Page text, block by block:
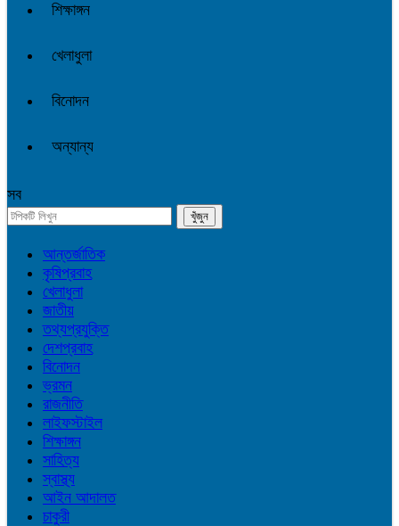
শিক্ষাঙ্গন
খেলাধুলা
বিনোদন
অন্যান্য
সব
আন্তর্জাতিক
কৃষিপ্রবাহ
খেলাধুলা
জাতীয়
তথ্যপ্রযুক্তি
দেশপ্রবাহ
বিনোদন
ভ্রমন
রাজনীতি
লাইফস্টাইল
শিক্ষাঙ্গন
সাহিত্য
স্বাস্থ্য
আইন আদালত
চাকুরী